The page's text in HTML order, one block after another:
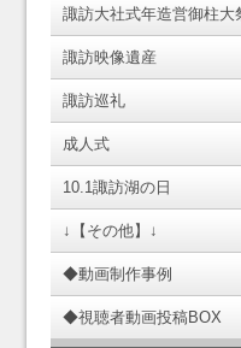
諏訪大社式年造営御柱大
諏訪映像遺産
諏訪巡礼
成人式
10.1諏訪湖の日
↓【その他】↓
◆動画制作事例
◆視聴者動画投稿BOX